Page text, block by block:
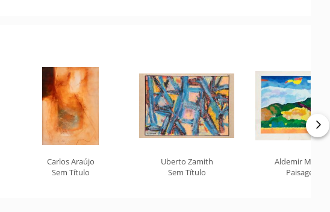
Carlos Araújo
Sem Título
Uberto Zamith
Sem Título
Aldemir
Paisagem